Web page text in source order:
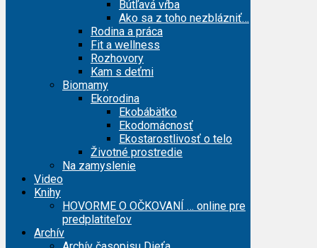
Bútľavá vŕba
Ako sa z toho nezblázniť…
Rodina a práca
Fit a wellness
Rozhovory
Kam s deťmi
Biomamy
Ekorodina
Ekobábätko
Ekodomácnosť
Ekostarostlivosť o telo
Životné prostredie
Na zamyslenie
Video
Knihy
HOVORME O OČKOVANÍ … online pre
predplatiteľov
Archív